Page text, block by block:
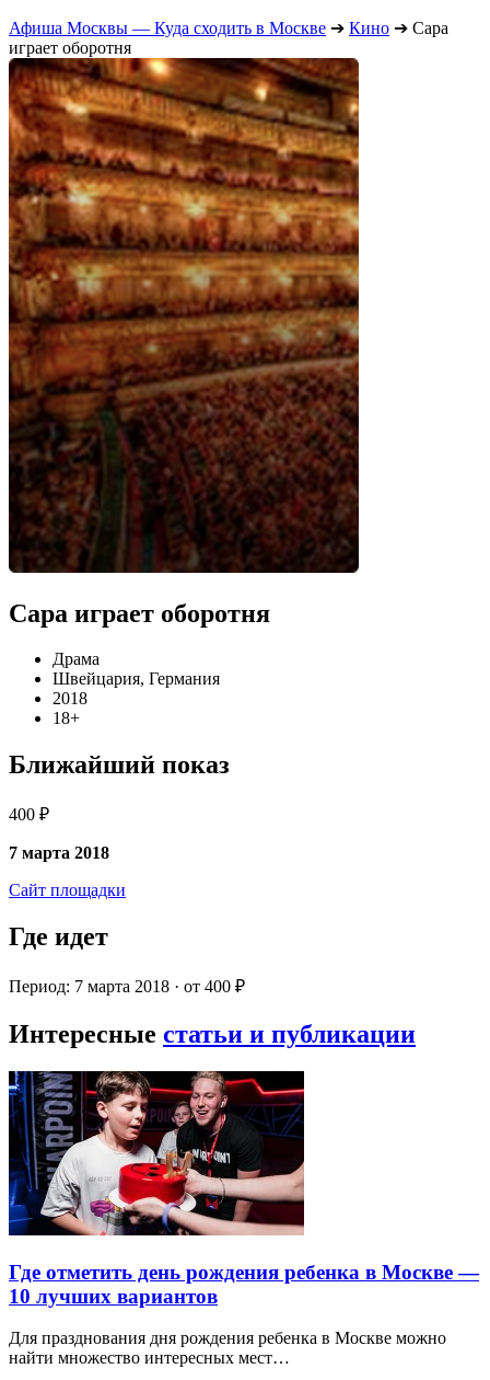
Афиша Москвы — Куда сходить в Москве ➔ Кино ➔ Сара
играет оборотня
Сара играет оборотня
Драма
Швейцария, Германия
2018
18+
Ближайший показ
400 ₽
7 марта 2018
Сайт площадки
Где идет
Период: 7 марта 2018 · от 400 ₽
Интересные статьи и публикации
Где отметить день рождения ребенка в Москве —
10 лучших вариантов
Для празднования дня рождения ребенка в Москве можно
найти множество интересных мест…